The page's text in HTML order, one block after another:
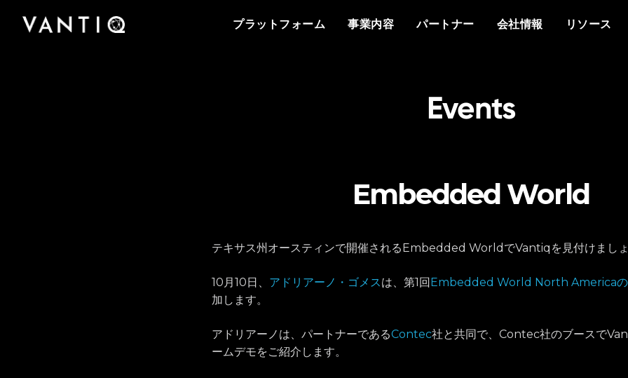
プラットフォーム 事業内容 パートナー 会社情報 リソース
Vantiqは、リアルタイムのインテリジェントシ
プラットフォーム
エージェントAI
イベント駆動型アーキ
事業内容
パートナー もっと知る 資料
Vantiqを支えるチームをご紹介いたします。私
Vantiq について
イベント
Vantiqのポッドキャストをはじめとする導入事
例、プレスリリースまで、お役立ち資料をご覧
データシート
プレスリリース
Events
Embedded World
テキサス州オースティンで開催されるEmbedded WorldでVantiqを見付けましょ
10月10日、 アドリアーノ・ゴメスは、第1回Embedded World North Americaの
加します。
アドリアーノは、パートナーであるContec社と共同で、Contec社のブースで
ームデモをご紹介します。